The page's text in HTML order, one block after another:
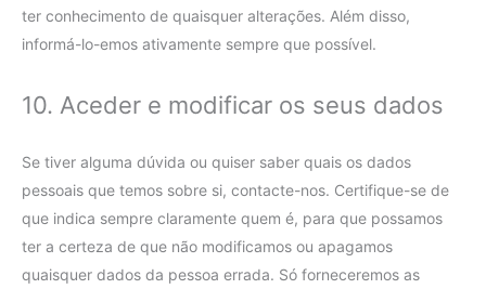
ter conhecimento de quaisquer alterações. Além disso,
informá-lo-emos ativamente sempre que possível.
10. Aceder e modificar os seus dados
Se tiver alguma dúvida ou quiser saber quais os dados
pessoais que temos sobre si, contacte-nos. Certifique-se de
que indica sempre claramente quem é, para que possamos
ter a certeza de que não modificamos ou apagamos
quaisquer dados da pessoa errada. Só forneceremos as